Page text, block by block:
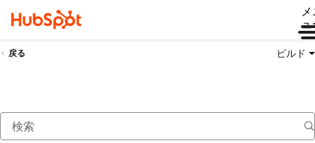
ュ
戻る ビルド